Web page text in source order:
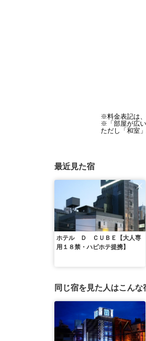
※料金表記は
※「部屋が広
ただし「和室
最近見た宿
ホテル Ｄ ＣＵＢＥ【大人専
用１８禁・ハピホテ提携】
同じ宿を見た人はこん